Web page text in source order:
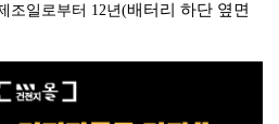
조일로부터 12년(배터리 하단 옆면